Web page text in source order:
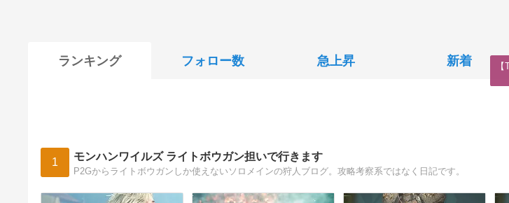
ランキング フォロー数 急上昇 新着
1 モンハンワイルズ ライトボウガン担いで行きます
P2Gからライトボウガンしか使えないソロメインの狩人ブログ。攻略考察系ではなく日記です。